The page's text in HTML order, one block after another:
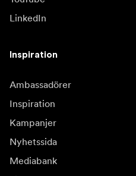
LinkedIn
Inspiration
Ambassadörer
Inspiration
Kampanjer
Nyhetssida
Mediabank